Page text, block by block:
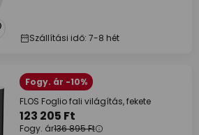
Szállítási idő: 7-8 hét
Fogy. ár -10%
FLOS Foglio fali világítás, fekete
123 205 Ft
Fogy. ár136 895 Ft